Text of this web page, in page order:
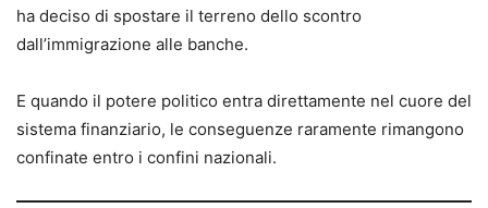
ha deciso di spostare il terreno dello scontro
dall’immigrazione alle banche.
E quando il potere politico entra direttamente nel cuore del
sistema finanziario, le conseguenze raramente rimangono
confinate entro i confini nazionali.